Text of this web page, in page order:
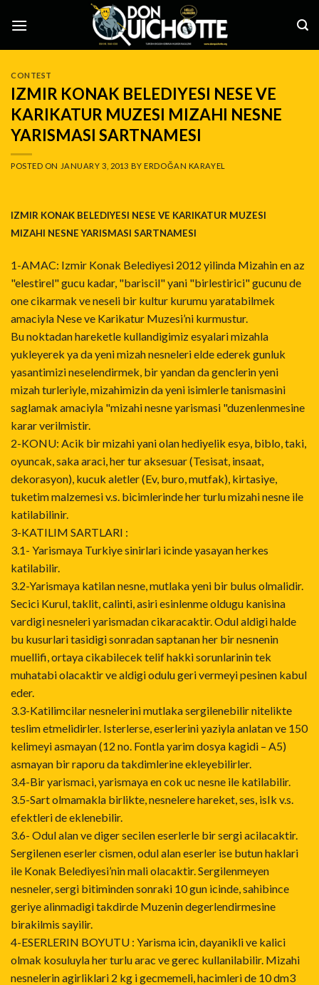
CONTEST
IZMIR KONAK BELEDIYESI NESE VE
KARIKATUR MUZESI MIZAHI NESNE
YARISMASI SARTNAMESI
POSTED ON JANUARY 3, 2013 BYERDOĞAN KARAYEL
IZMIR KONAK BELEDIYESI NESE VE KARIKATUR MUZESI
MIZAHI NESNE YARISMASI SARTNAMESI
1-AMAC: Izmir Konak Belediyesi 2012 yilinda Mizahin en az
"elestirel" gucu kadar, "bariscil" yani "birlestirici" gucunu de
one cikarmak ve neseli bir kultur kurumu yaratabilmek
amaciyla Nese ve Karikatur Muzesi’ni kurmustur.
Bu noktadan hareketle kullandigimiz esyalari mizahla
yukleyerek ya da yeni mizah nesneleri elde ederek gunluk
yasantimizi neselendirmek, bir yandan da genclerin yeni
mizah turleriyle, mizahimizin da yeni isimlerle tanismasini
saglamak amaciyla "mizahi nesne yarismasi "duzenlenmesine
karar verilmistir.
2-KONU: Acik bir mizahi yani olan hediyelik esya, biblo, taki,
oyuncak, saka araci, her tur aksesuar (Tesisat, insaat,
dekorasyon), kucuk aletler (Ev, buro, mutfak), kirtasiye,
tuketim malzemesi v.s. bicimlerinde her turlu mizahi nesne ile
katilabilinir.
3-KATILIM SARTLARI :
3.1- Yarismaya Turkiye sinirlari icinde yasayan herkes
katilabilir.
3.2-Yarismaya katilan nesne, mutlaka yeni bir bulus olmalidir.
Secici Kurul, taklit, calinti, asiri esinlenme oldugu kanisina
vardigi nesneleri yarismadan cikaracaktir. Odul aldigi halde
bu kusurlari tasidigi sonradan saptanan her bir nesnenin
muellifi, ortaya cikabilecek telif hakki sorunlarinin tek
muhatabi olacaktir ve aldigi odulu geri vermeyi pesinen kabul
eder.
3.3-Katilimcilar nesnelerini mutlaka sergilenebilir nitelikte
teslim etmelidirler. Isterlerse, eserlerini yaziyla anlatan ve 150
kelimeyi asmayan (12 no. Fontla yarim dosya kagidi – A5)
asmayan bir raporu da takdimlerine ekleyebilirler.
3.4-Bir yarismaci, yarismaya en cok uc nesne ile katilabilir.
3.5-Sart olmamakla birlikte, nesnelere hareket, ses, isIk v.s.
efektleri de eklenebilir.
3.6- Odul alan ve diger secilen eserlerle bir sergi acilacaktir.
Sergilenen eserler cismen, odul alan eserler ise butun haklari
ile Konak Belediyesi’nin mali olacaktir. Sergilenmeyen
nesneler, sergi bitiminden sonraki 10 gun icinde, sahibince
geriye alinmadigi takdirde Muzenin degerlendirmesine
birakilmis sayilir.
4-ESERLERIN BOYUTU : Yarisma icin, dayanikli ve kalici
olmak kosuluyla her turlu arac ve gerec kullanilabilir. Mizahi
nesnelerin agirliklari 2 kg i gecmemeli, hacimleri de 10 dm3